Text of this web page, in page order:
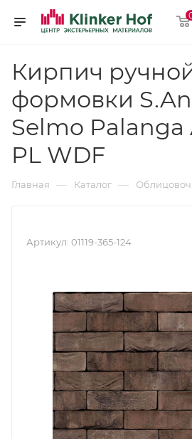
Кирпич
формовки
Selmo Palanga
PL WDF
Главная — Каталог —
Артикул: 01119-365-124